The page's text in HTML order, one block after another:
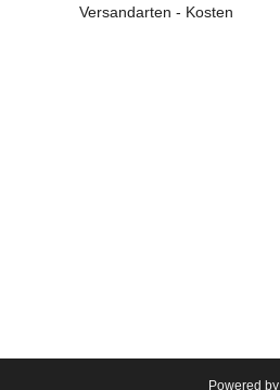
Versandarten - Kosten
Powered by